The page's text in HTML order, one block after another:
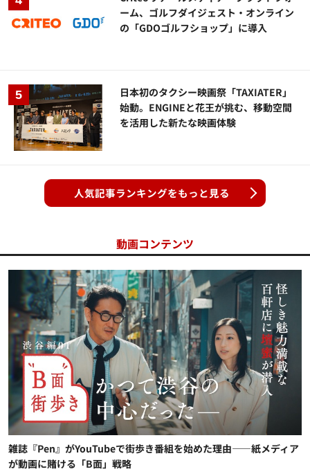
ーム、ゴルフダイジェスト・オンライン
の「GDOゴルフショップ」に導入
日本初のタクシー映画祭「TAXIATER」
始動。ENGINEと花王が挑む、移動空間
を活用した新たな映画体験
人気記事ランキングをもっと見る
動画コンテンツ
雑誌『Pen』がYouTubeで街歩き番組を始めた理由——紙メディア
が動画に賭ける「B面」戦略